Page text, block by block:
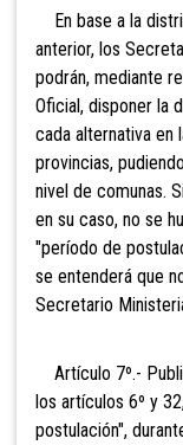
En base a la
anterior, los
podrán, mediante
Oficial, disponer la
cada alternativa en
provincias,
nivel de comunas.
en su caso, no se
"período de
se entenderá que
Secretario
Artículo 7º.-
los artículos 6º y
postulación",